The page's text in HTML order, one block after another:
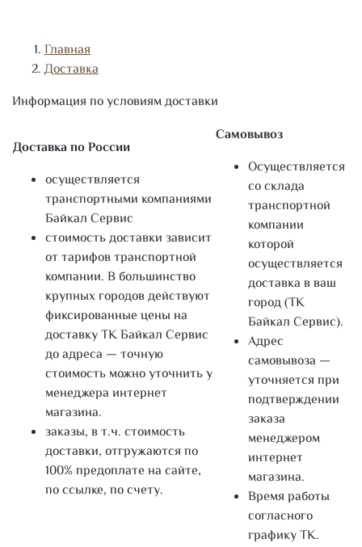
Главная
Доставка
Информация по условиям доставки
Доставка по России
осуществляется
транспортными компаниями
Байкал Сервис
стоимость доставки зависит
от тарифов транспортной
компании. В большинство
крупных городов действуют
фиксированные цены на
доставку ТК Байкал Сервис
до адреса — точную
стоимость можно уточнить у
менеджера интернет
магазина.
заказы, в т.ч. стоимость
доставки, отгружаются по
100% предоплате на сайте,
по ссылке, по счету.
Самовывоз
Осуществляется
со склада
транспортной
компании
которой
осуществляется
доставка в ваш
город (ТК
Байкал Сервис).
Адрес
самовывоза —
уточняется при
подтверждении
заказа
менеджером
интернет
магазина.
Время работы
согласного
графику ТК.